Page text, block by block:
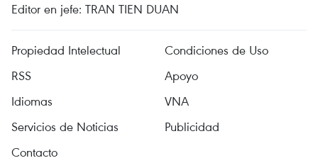
Editor en jefe: TRAN TIEN DUAN
Propiedad Intelectual
Condiciones de Uso
RSS
Apoyo
Idiomas
VNA
Servicios de Noticias
Publicidad
Contacto